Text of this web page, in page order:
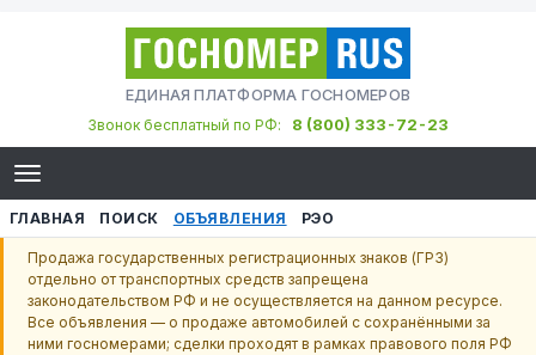
ЕДИНАЯ ПЛАТФОРМА ГОСНОМЕРОВ
Звонок бесплатный по РФ:
8 (800) 333-72-23
ГЛАВНАЯ ПОИСК ОБЪЯВЛЕНИЯ РЭО
Продажа государственных регистрационных знаков (ГРЗ)
отдельно от транспортных средств запрещена
законодательством РФ и не осуществляется на данном ресурсе.
Все объявления — о продаже автомобилей с сохранёнными за
ними госномерами; сделки проходят в рамках правового поля РФ